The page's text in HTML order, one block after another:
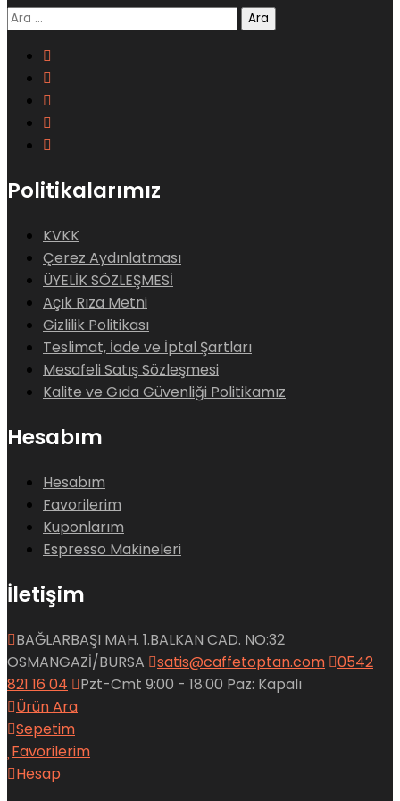
Arama:
Politikalarımız
KVKK
Çerez Aydınlatması
ÜYELİK SÖZLEŞMESİ
Açık Rıza Metni
Gizlilik Politikası
Teslimat, İade ve İptal Şartları
Mesafeli Satış Sözleşmesi
Kalite ve Gıda Güvenliği Politikamız
Hesabım
Hesabım
Favorilerim
Kuponlarım
Espresso Makineleri
İletişim
BAĞLARBAŞI MAH. 1.BALKAN CAD. NO:32
OSMANGAZİ/BURSA
satis@caffetoptan.com
0542
821 16 04
Pzt-Cmt 9:00 - 18:00 Paz: Kapalı
Ürün Ara
Sepetim
Favorilerim
Hesap